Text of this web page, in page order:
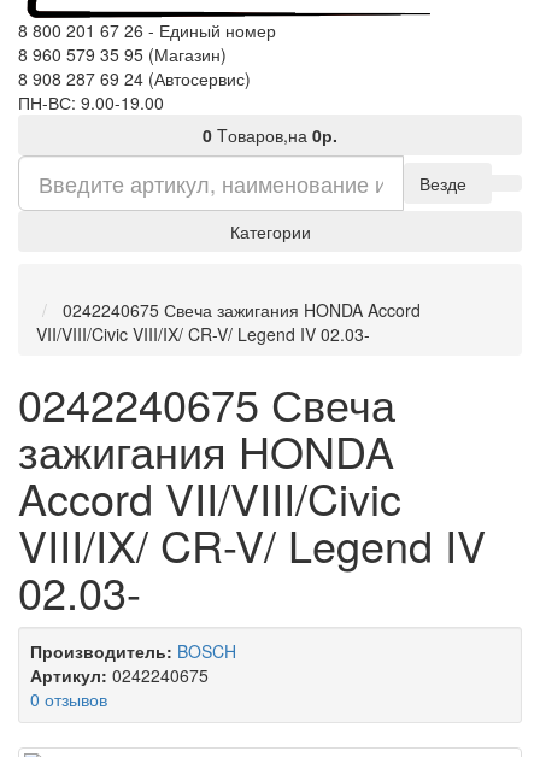
8 800 201 67 26 - Единый номер
8 960 579 35 95 (Магазин)
8 908 287 69 24 (Автосервис)
ПН-ВС: 9.00-19.00
0 Tоваров,на 0р.
Везде
Категории
0242240675 Свеча зажигания HONDA Accord
VII/VIII/Civic VIII/IX/ CR-V/ Legend IV 02.03-
0242240675 Свеча
зажигания HONDA
Accord VII/VIII/Civic
VIII/IX/ CR-V/ Legend IV
02.03-
Производитель: BOSCH
Артикул: 0242240675
0 отзывов